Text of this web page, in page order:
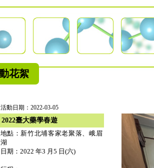
花絮
活動日期：2022-03-05
2022臺大藥學春遊
地點：新竹北埔客家老聚落、峨眉
湖
日期：2022 年3 月5 日(六)